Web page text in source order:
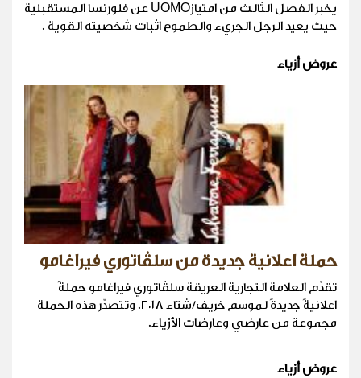
يخبر الفصل الثالث من امتيازUOMO عن فلورنسا المستقبلية
حيث يعيد الرجل الجريء والطموح اثبات شخصيته القوية .
عروض أزياء
حملة اعلانية جديدة من سلڤاتوري فيراغامو
تقدّم العلامة التجارية العريقة سلڤاتوري فيراغامو حملةً
اعلانيةً جديدةً لموسم خريف/شتاء ٢٠١٨. وتتصدّر هذه الحملة
مجموعة من عارضي وعارضات الأزياء.
عروض أزياء